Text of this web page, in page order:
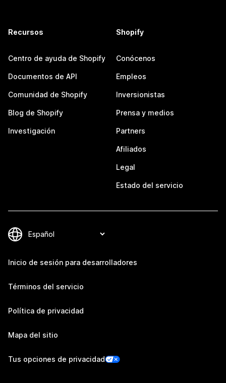
Recursos
Centro de ayuda de Shopify
Documentos de API
Comunidad de Shopify
Blog de Shopify
Investigación
Shopify
Conócenos
Empleos
Inversionistas
Prensa y medios
Partners
Afiliados
Legal
Estado del servicio
Inicio de sesión para desarrolladores
Términos del servicio
Política de privacidad
Mapa del sitio
Tus opciones de privacidad